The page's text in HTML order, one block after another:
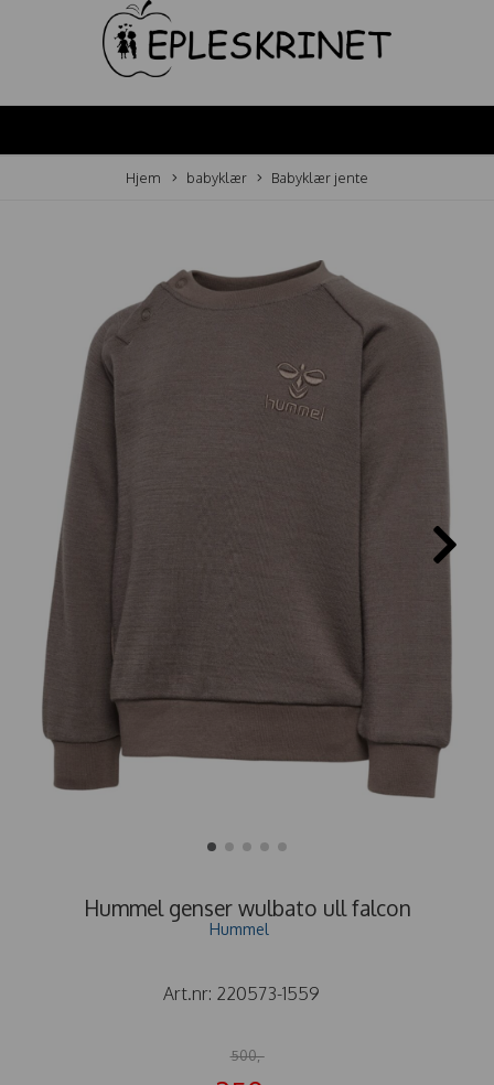
Hjem babyklær Babyklær jente
Hummel genser wulbato ull falcon
Hummel
Art.nr: 220573-1559
500,-